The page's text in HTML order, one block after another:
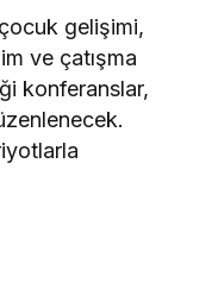
çocuk gelişimi,
ve çatışma
konferanslar,